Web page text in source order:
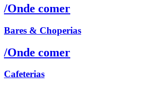
/Onde comer
Bares & Choperias
/Onde comer
Cafeterias